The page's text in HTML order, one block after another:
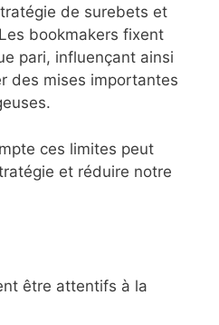
de surebets et
bookmakers fixent
pari, influençant ainsi
des mises importantes
ces limites peut
et réduire notre
être attentifs à la